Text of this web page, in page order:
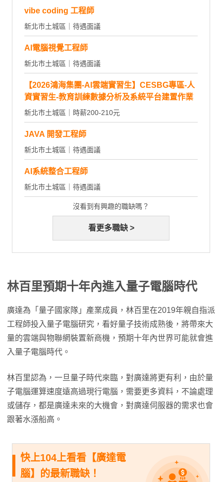
vibe coding 工程師
新北市土城區｜待遇面議
AI電腦視覺工程師
新北市土城區｜待遇面議
【2026鴻海集團-AI雲端實習生】CESBG專區-人
資實習生-教育訓練數據分析及系統平台建置作業
新北市土城區｜時薪200-210元
JAVA 開發工程師
新北市土城區｜待遇面議
AI系統整合工程師
新北市土城區｜待遇面議
沒看到有興趣的職缺嗎？
看更多職缺 >
林百里預期十年內進入量子電腦時代
廣達為「量子國家隊」產業成員，林百里在2019年親自指派
工程師投入量子電腦研究，看好量子技術成熟後，將帶來大
量的雲端與物聯網裝置新商機，預期十年內世界可能就會進
入量子電腦時代。
林百里認為，一旦量子時代來臨，對廣達將更有利，由於量
子電腦運算速度遠高過現行電腦，需要更多資料，不論處理
或儲存，都是廣達未來的大機會，對廣達伺服器的需求也會
跟著水漲船高。
快上104上看看【廣達電
腦】的最新職缺！